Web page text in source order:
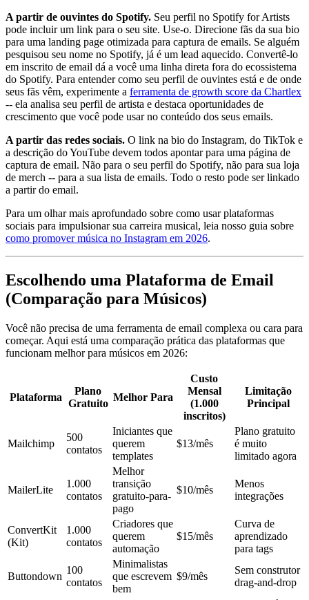
A partir de ouvintes do Spotify. Seu perfil no Spotify for Artists
pode incluir um link para o seu site. Use-o. Direcione fãs da sua bio
para uma landing page otimizada para captura de emails. Se alguém
pesquisou seu nome no Spotify, já é um lead aquecido. Convertê-lo
em inscrito de email dá a você uma linha direta fora do ecossistema
do Spotify. Para entender como seu perfil de ouvintes está e de onde
seus fãs vêm, experimente a ferramenta de growth score da Chartlex
-- ela analisa seu perfil de artista e destaca oportunidades de
crescimento que você pode usar no conteúdo dos seus emails.
A partir das redes sociais. O link na bio do Instagram, do TikTok e
a descrição do YouTube devem todos apontar para uma página de
captura de email. Não para o seu perfil do Spotify, não para sua loja
de merch -- para a sua lista de emails. Todo o resto pode ser linkado
a partir do email.
Para um olhar mais aprofundado sobre como usar plataformas
sociais para impulsionar sua carreira musical, leia nosso guia sobre
como promover música no Instagram em 2026.
Escolhendo uma Plataforma de Email
(Comparação para Músicos)
Você não precisa de uma ferramenta de email complexa ou cara para
começar. Aqui está uma comparação prática das plataformas que
funcionam melhor para músicos em 2026:
Plataforma
Plano
Gratuito
Melhor Para
Custo
Mensal
(1.000
inscritos)
Limitação
Principal
Mailchimp
500
contatos
Iniciantes que
querem
templates
$13/mês
Plano gratuito
é muito
limitado agora
MailerLite
1.000
contatos
Melhor
transição
gratuito-para-
pago
$10/mês
Menos
integrações
ConvertKit
(Kit)
1.000
contatos
Criadores que
querem
automação
$15/mês
Curva de
aprendizado
para tags
Buttondown
100
contatos
Minimalistas
que escrevem
bem
$9/mês
Sem construtor
drag-and-drop